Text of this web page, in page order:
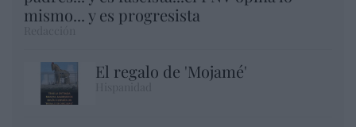
mismo... y es progresista
El regalo de 'Mojamé'